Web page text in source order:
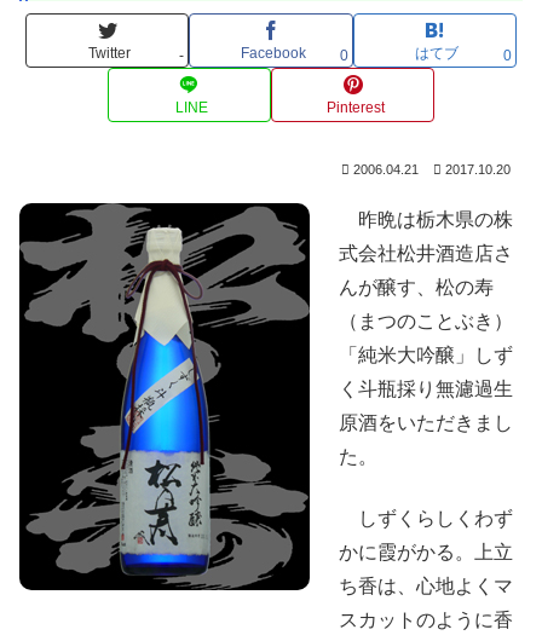
Twitter - Facebook 0 はてブ 0
LINE Pinterest
2006.04.21 2017.10.20
昨晩は栃木県の株
式会社松井酒造店さ
んが醸す、松の寿
（まつのことぶき）
「純米大吟醸」しず
く斗瓶採り無濾過生
原酒をいただきまし
た。
しずくらしくわず
かに霞がかる。上立
ち香は、心地よくマ
スカットのように香